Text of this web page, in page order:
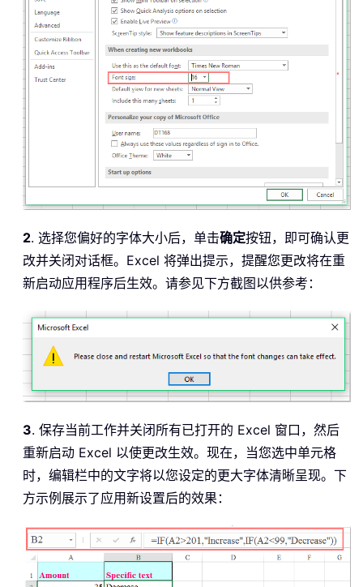
2. 选择您偏好的字体大小后，单击确定按钮，即可确认更
改并关闭对话框。Excel 将弹出提示，提醒您更改将在重
新启动应用程序后生效。请参见下方截图以供参考：
3. 保存当前工作并关闭所有已打开的 Excel 窗口，然后
重新启动 Excel 以使更改生效。现在，当您选中单元格
时，编辑栏中的文字将以您设定的更大字体清晰呈现。下
方示例展示了应用新设置后的效果：